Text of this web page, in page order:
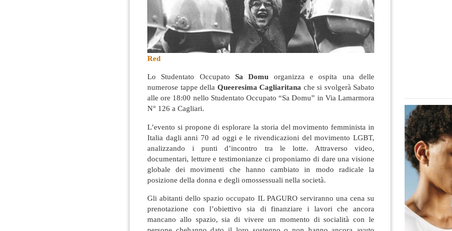
Red
Lo Studentato Occupato Sa Domu organizza e ospita una delle
numerose tappe della Queeresima Cagliaritana che si svolgerà Sabato
alle ore 18:00 nello Studentato Occupato “Sa Domu” in Via Lamarmora
N° 126 a Cagliari.
L’evento si propone di esplorare la storia del movimento femminista in
Italia dagli anni 70 ad oggi e le rivendicazioni del movimento LGBT,
analizzando i punti d’incontro tra le lotte. Attraverso video,
documentari, letture e testimonianze ci proponiamo di dare una visione
globale dei movimenti che hanno cambiato in modo radicale la
posizione della donna e degli omossessuali nella società.
Gli abitanti dello spazio occupato IL PAGURO serviranno una cena su
prenotazione con l’obiettivo sia di finanziare i lavori che ancora
mancano allo spazio, sia di vivere un momento di socialità con le